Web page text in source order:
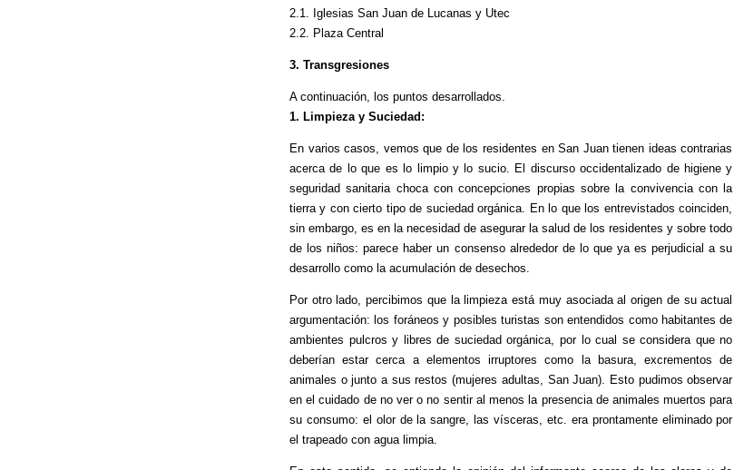
2.1. Iglesias San Juan de Lucanas y Utec
2.2. Plaza Central
3. Transgresiones
A continuación, los puntos desarrollados.
1. Limpieza y Suciedad:
En varios casos, vemos que de los residentes en San Juan tienen ideas contrarias
acerca de lo que es lo limpio y lo sucio. El discurso occidentalizado de higiene y
seguridad sanitaria choca con concepciones propias sobre la convivencia con la
tierra y con cierto tipo de suciedad orgánica. En lo que los entrevistados coinciden,
sin embargo, es en la necesidad de asegurar la salud de los residentes y sobre todo
de los niños: parece haber un consenso alrededor de lo que ya es perjudicial a su
desarrollo como la acumulación de desechos.
Por otro lado, percibimos que la limpieza está muy asociada al origen de su actual
argumentación: los foráneos y posibles turistas son entendidos como habitantes de
ambientes pulcros y libres de suciedad orgánica, por lo cual se considera que no
deberían estar cerca a elementos irruptores como la basura, excrementos de
animales o junto a sus restos (mujeres adultas, San Juan). Esto pudimos observar
en el cuidado de no ver o no sentir al menos la presencia de animales muertos para
su consumo: el olor de la sangre, las vísceras, etc. era prontamente eliminado por
el trapeado con agua limpia.